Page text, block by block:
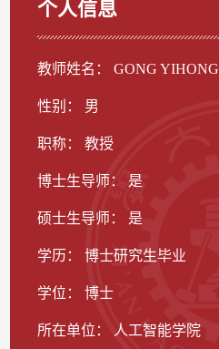
个人信息
教师姓名： GONG YIHONG
性别： 男
职称： 教授
博士生导师： 是
硕士生导师： 是
学历： 博士研究生毕业
学位： 博士
所在单位： 人工智能学院